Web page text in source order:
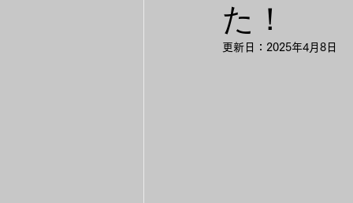
た！
更新日： 2025年4月8日